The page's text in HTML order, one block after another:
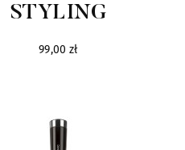
STYLING
99,00 zł